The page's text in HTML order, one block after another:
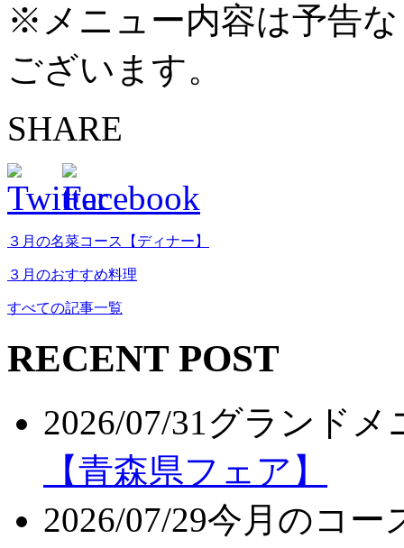
※メニュー内容は予告
ございます。
SHARE
３月の名菜コース【ディナー】
３月のおすすめ料理
すべての記事一覧
RECENT POST
2026/07/31グランドメ
【青森県フェア】
2026/07/29今月のコー